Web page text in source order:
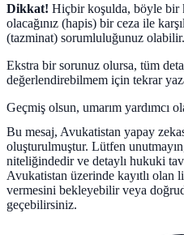
Dikkat! Hiçbir koşulda, böyle bir
olacağınız (hapis) bir ceza ile
(tazminat) sorumluluğunuz olabilir.
Ekstra bir sorunuz olursa, tüm
değerlendirebilmem için tekrar
Geçmiş olsun, umarım yardımcı
Bu mesaj, Avukatistan yapay
oluşturulmuştur. Lütfen
niteliğindedir ve detaylı hukuki
Avukatistan üzerinde kayıtlı olan
vermesini bekleyebilir veya
geçebilirsiniz.